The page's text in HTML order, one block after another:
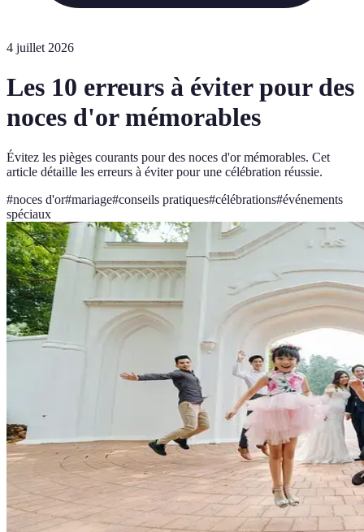
4 juillet 2026
Les 10 erreurs à éviter pour des
noces d'or mémorables
Évitez les pièges courants pour des noces d'or mémorables. Cet
article détaille les erreurs à éviter pour une célébration réussie.
#noces d'or#mariage#conseils pratiques#célébrations#événements
spéciaux